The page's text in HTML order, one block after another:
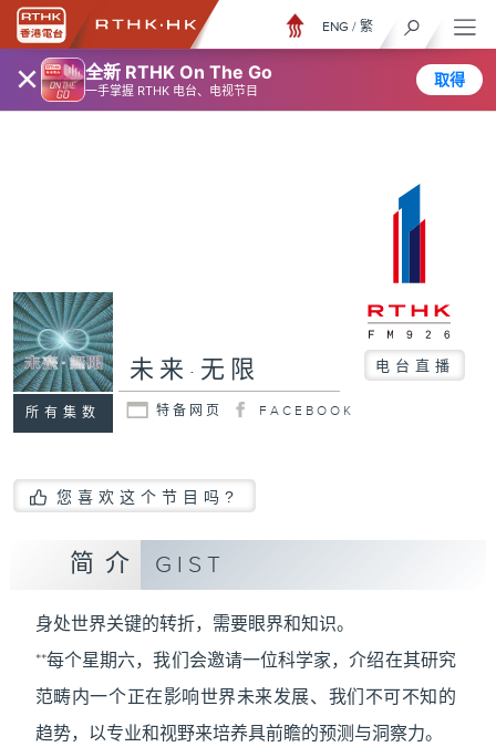
× 全新 RTHK On The Go
一手掌握 RTHK 电台、电视节目
取得
ENG / 繁
所有集数
未来·无限 电台直播
特备网页 FACEBOOK
您喜欢这个节目吗?
简介 GIST
身处世界关键的转折，需要眼界和知识。
**每个星期六，我们会邀请一位科学家，介绍在其研究
范畴内一个正在影响世界未来发展、我们不可不知的
趋势，以专业和视野来培养具前瞻的预测与洞察力。